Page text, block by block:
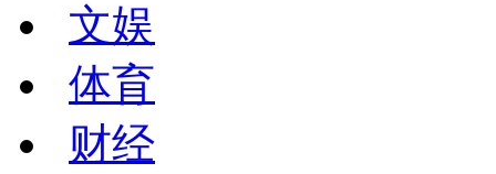
文娱
体育
财经